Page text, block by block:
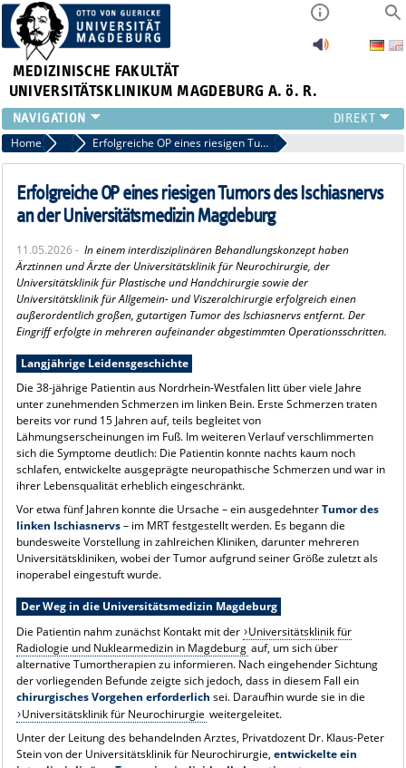
MEDIZINISCHE FAKULTÄT
UNIVERSITÄTSKLINIKUM MAGDEBURG A. ö. R.
INSTITUTE
KLINIKEN
ZENTRALE EINRICHTUNGEN
FORSCHUNG
ÜBER UNS
INTERNATIONAL
INTRANET
Home Pressemitteilungen Erfolgreiche OP eines riesigen Tumors des Ischiasnervs an der Universitätsmedizin Magdeburg
Erfolgreiche OP eines riesigen Tumors des Ischiasnervs
an der Universitätsmedizin Magdeburg
11.05.2026 - In einem interdisziplinären Behandlungskonzept haben
Ärztinnen und Ärzte der Universitätsklinik für Neurochirurgie, der
Universitätsklinik für Plastische und Handchirurgie sowie der
Universitätsklinik für Allgemein- und Viszeralchirurgie erfolgreich einen
außerordentlich großen, gutartigen Tumor des Ischiasnervs entfernt. Der
Eingriff erfolgte in mehreren aufeinander abgestimmten Operationsschritten.
Langjährige Leidensgeschichte
Die 38-jährige Patientin aus Nordrhein-Westfalen litt über viele Jahre
unter zunehmenden Schmerzen im linken Bein. Erste Schmerzen traten
bereits vor rund 15 Jahren auf, teils begleitet von
Lähmungserscheinungen im Fuß. Im weiteren Verlauf verschlimmerten
sich die Symptome deutlich: Die Patientin konnte nachts kaum noch
schlafen, entwickelte ausgeprägte neuropathische Schmerzen und war in
ihrer Lebensqualität erheblich eingeschränkt.
Vor etwa fünf Jahren konnte die Ursache – ein ausgedehnterTumor des
linken Ischiasnervs– im MRT festgestellt werden. Es begann die
bundesweite Vorstellung in zahlreichen Kliniken, darunter mehreren
Universitätskliniken, wobei der Tumor aufgrund seiner Größe zuletzt als
inoperabel eingestuft wurde.
Der Weg in die Universitätsmedizin Magdeburg
Die Patientin nahm zunächst Kontakt mit der Universitätsklinik für
Radiologie und Nuklearmedizin in Magdeburg auf, um sich über
alternative Tumortherapien zu informieren. Nach eingehender Sichtung
der vorliegenden Befunde zeigte sich jedoch, dass in diesem Fall ein
chirurgisches Vorgehen erforderlich sei. Daraufhin wurde sie in die
Universitätsklinik für Neurochirurgie weitergeleitet.
Unter der Leitung des behandelnden Arztes, Privatdozent Dr. Klaus-Peter
Stein von der Universitätsklinik für Neurochirurgie, entwickelte ein